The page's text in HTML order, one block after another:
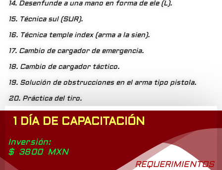
14. Desenfunde a una mano en forma de ele (L).
15. Técnica sul (SUR).
16. Técnica temple index (arma a la sien).
17. Cambio de cargador de emergencia.
18. Cambio de cargador táctico.
19. Solución de obstrucciones en el arma tipo pistola.
20. Práctica del tiro.
1 DÍA DE CAPACITACIÓN
Inversión:
$ 3800 MXN
REQUERIMIENTOS